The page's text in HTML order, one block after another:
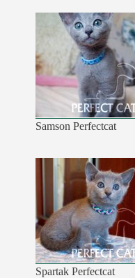
Samson Perfectcat
Spartak Perfectcat